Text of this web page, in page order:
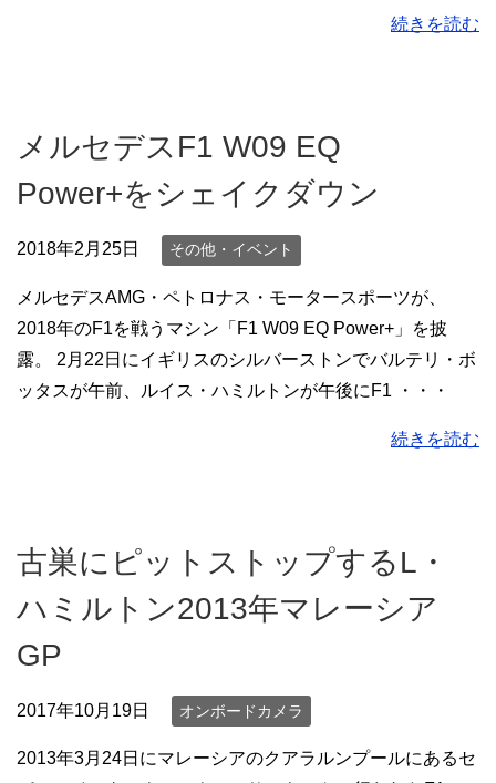
続きを読む
メルセデスF1 W09 EQ
Power+をシェイクダウン
2018年2月25日 その他・イベント
メルセデスAMG・ペトロナス・モータースポーツが、
2018年のF1を戦うマシン「F1 W09 EQ Power+」を披
露。 2月22日にイギリスのシルバーストンでバルテリ・ボ
ッタスが午前、ルイス・ハミルトンが午後にF1 ・・・
続きを読む
古巣にピットストップするL・
ハミルトン2013年マレーシア
GP
2017年10月19日 オンボードカメラ
2013年3月24日にマレーシアのクアラルンプールにあるセ